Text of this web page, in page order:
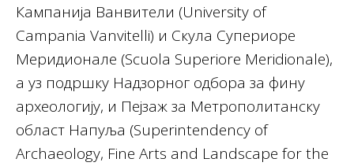
Кампанија Ванвители (University of
Campania Vanvitelli) и Скула Супериоре
Меридионале (Scuola Superiore Meridionale),
а уз подршку Надзорног одбора за фину
археологију, и Пејзаж за Метрополитанску
област Напуља (Superintendency of
Archaeology, Fine Arts and Landscape for the